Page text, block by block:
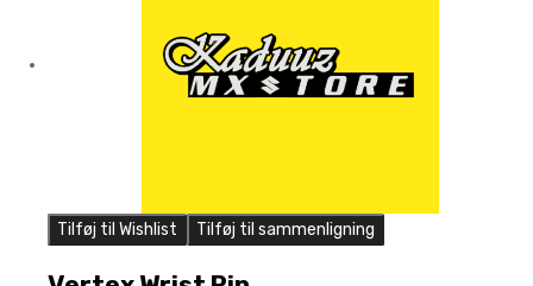
Tilføj til Wishlist Tilføj til sammenligning